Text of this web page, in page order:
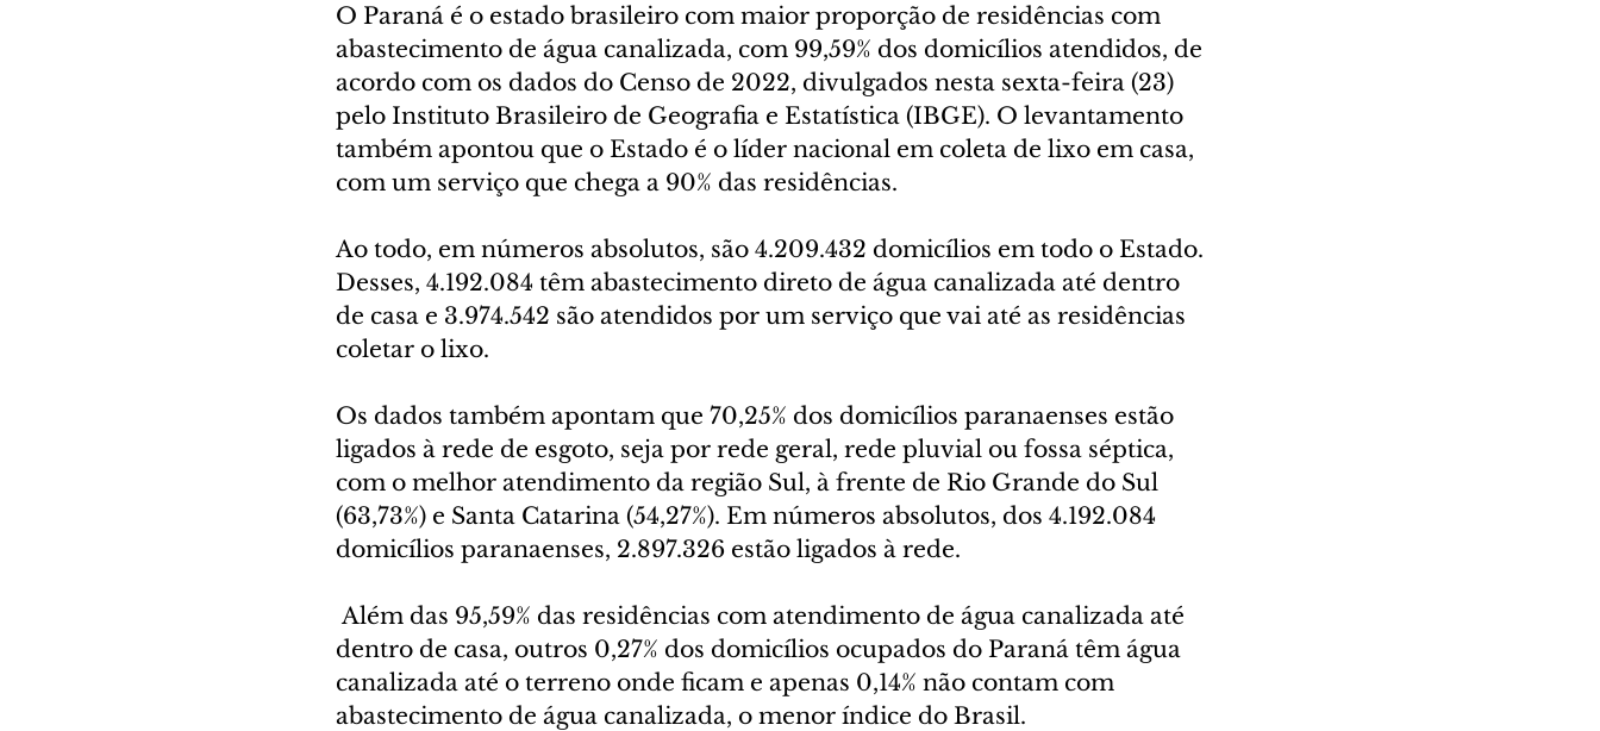
O Paraná é o estado brasileiro com maior proporção de residências com
abastecimento de água canalizada, com 99,59% dos domicílios atendidos, de
acordo com os dados do Censo de 2022, divulgados nesta sexta-feira (23)
pelo Instituto Brasileiro de Geografia e Estatística (IBGE). O levantamento
também apontou que o Estado é o líder nacional em coleta de lixo em casa,
com um serviço que chega a 90% das residências.
Ao todo, em números absolutos, são 4.209.432 domicílios em todo o Estado.
Desses, 4.192.084 têm abastecimento direto de água canalizada até dentro
de casa e 3.974.542 são atendidos por um serviço que vai até as residências
coletar o lixo.
Os dados também apontam que 70,25% dos domicílios paranaenses estão
ligados à rede de esgoto, seja por rede geral, rede pluvial ou fossa séptica,
com o melhor atendimento da região Sul, à frente de Rio Grande do Sul
(63,73%) e Santa Catarina (54,27%). Em números absolutos, dos 4.192.084
domicílios paranaenses, 2.897.326 estão ligados à rede.
Além das 95,59% das residências com atendimento de água canalizada até
dentro de casa, outros 0,27% dos domicílios ocupados do Paraná têm água
canalizada até o terreno onde ficam e apenas 0,14% não contam com
abastecimento de água canalizada, o menor índice do Brasil.